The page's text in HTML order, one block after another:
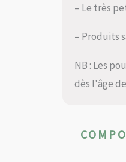
– Le très
– Produits
NB : Les
dès l'âge